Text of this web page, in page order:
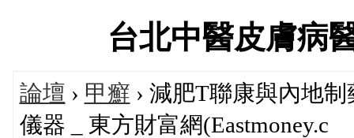
台北中醫皮膚病
論壇 › 甲癬 › 減肥T聯康與內地
儀器 _ 東方財富網(Eastmoney.c